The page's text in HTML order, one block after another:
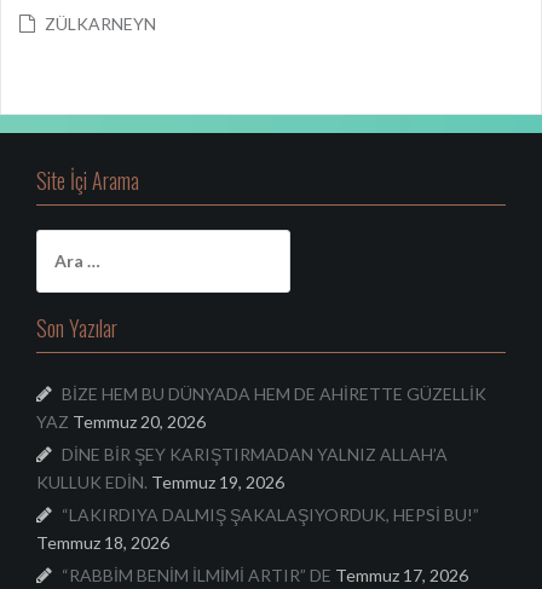
ZÜLKARNEYN
Site İçi Arama
a
m
a
Son Yazılar
BİZE HEM BU DÜNYADA HEM DE AHİRETTE GÜZELLİK
YAZ Temmuz 20, 2026
DİNE BİR ŞEY KARIŞTIRMADAN YALNIZ ALLAH’A
KULLUK EDİN. Temmuz 19, 2026
“LAKIRDIYA DALMIŞ ŞAKALAŞIYORDUK, HEPSİ BU!”
Temmuz 18, 2026
“RABBİM BENİM İLMİMİ ARTIR” DE Temmuz 17, 2026